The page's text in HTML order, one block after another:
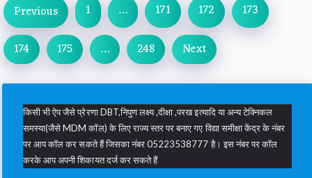
Previous 1 … 171 172
173
174
175 … 248 Next
किसी भी ऐप जैसे प्रेरणा DBT,निपुण लक्ष्य ,दीक्षा ,परख इत्यादि या अन्य टेक्निकल
समस्या(जैसे MDM कॉल) के लिए राज्य स्तर पर बनाए गए विद्या समीक्षा केंद्र के नंबर
पर आप कॉल कर सकते हैं जिसका नंबर 05223538777 है। इस नंबर पर कॉल
करके आप अपनी शिकायत दर्ज कर सकते हैं